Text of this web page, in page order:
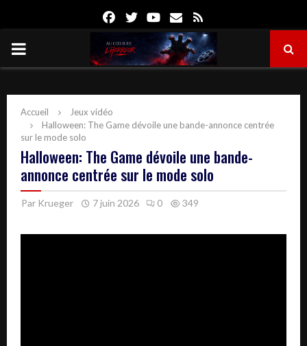
FacebookTwitterYoutube
Email
PRIMARY
Accueil
Jeux vidéo
Halloween: The Game dévoile une bande-annonce centrée
sur le mode solo
Halloween: The Game dévoile une bande-
annonce centrée sur le mode solo
Par Krueger 7 juin 2026 0 349